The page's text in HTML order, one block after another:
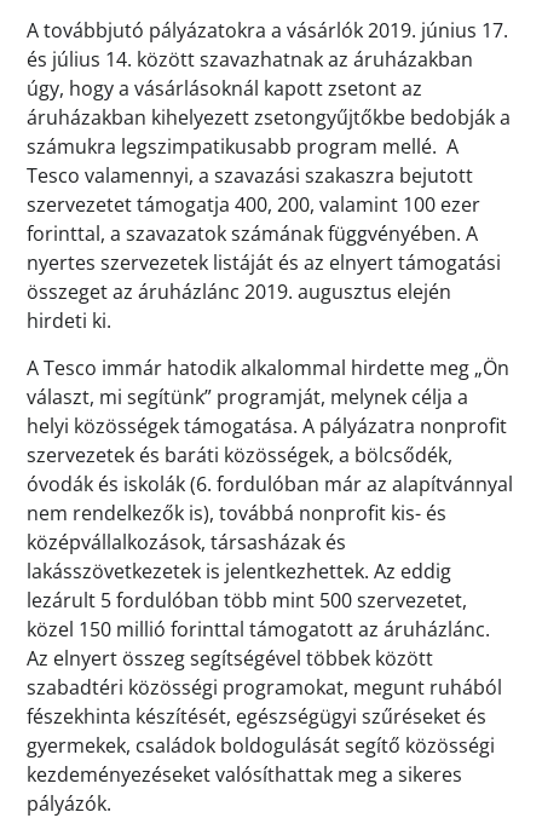
A továbbjutó pályázatokra a vásárlók 2019. június 17.
és július 14. között szavazhatnak az áruházakban
úgy, hogy a vásárlásoknál kapott zsetont az
áruházakban kihelyezett zsetongyűjtőkbe bedobják a
számukra legszimpatikusabb program mellé. A
Tesco valamennyi, a szavazási szakaszra bejutott
szervezetet támogatja 400, 200, valamint 100 ezer
forinttal, a szavazatok számának függvényében. A
nyertes szervezetek listáját és az elnyert támogatási
összeget az áruházlánc 2019. augusztus elején
hirdeti ki.
A Tesco immár hatodik alkalommal hirdette meg „Ön
választ, mi segítünk” programját, melynek célja a
helyi közösségek támogatása. A pályázatra nonprofit
szervezetek és baráti közösségek, a bölcsődék,
óvodák és iskolák (6. fordulóban már az alapítvánnyal
nem rendelkezők is), továbbá nonprofit kis- és
középvállalkozások, társasházak és
lakásszövetkezetek is jelentkezhettek. Az eddig
lezárult 5 fordulóban több mint 500 szervezetet,
közel 150 millió forinttal támogatott az áruházlánc.
Az elnyert összeg segítségével többek között
szabadtéri közösségi programokat, megunt ruhából
fészekhinta készítését, egészségügyi szűréseket és
gyermekek, családok boldogulását segítő közösségi
kezdeményezéseket valósíthattak meg a sikeres
pályázók.